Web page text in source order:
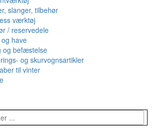
slanger, tilbehør
værktøj
/ reservedele
have
og befæstelse
og skurvognsartikler
til vinter